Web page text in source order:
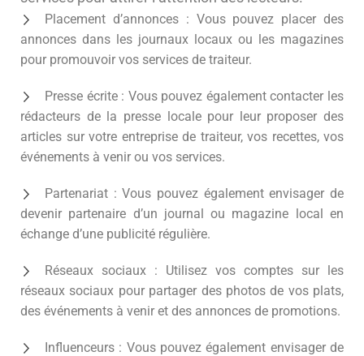
Placement d’annonces : Vous pouvez placer des
annonces dans les journaux locaux ou les magazines
pour promouvoir vos services de traiteur.
Presse écrite : Vous pouvez également contacter les
rédacteurs de la presse locale pour leur proposer des
articles sur votre entreprise de traiteur, vos recettes, vos
événements à venir ou vos services.
Partenariat : Vous pouvez également envisager de
devenir partenaire d’un journal ou magazine local en
échange d’une publicité régulière.
Réseaux sociaux : Utilisez vos comptes sur les
réseaux sociaux pour partager des photos de vos plats,
des événements à venir et des annonces de promotions.
Influenceurs : Vous pouvez également envisager de